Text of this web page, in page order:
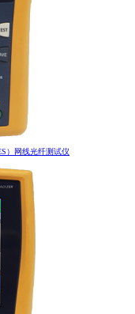
）网线光纤测试仪